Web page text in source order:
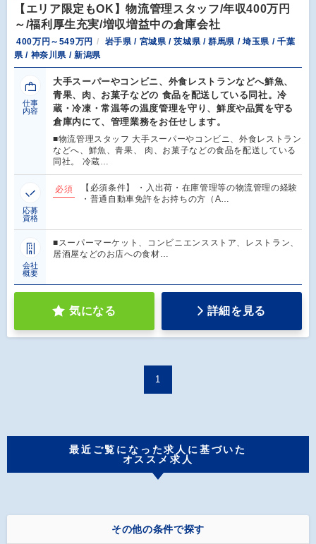
【エリア限定もOK】物流管理スタッフ/年収400万円
～/福利厚生充実/増収増益中の倉庫会社
400万円～549万円
岩手県 / 宮城県 / 茨城県 / 群馬県 / 埼玉県 / 千葉
県 / 神奈川県 / 新潟県
仕事
内容
大手スーパーやコンビニ、外食レストランなどへ鮮魚、
青果、肉、お菓子などの 食品を配送している同社。冷
蔵・冷凍・常温等の温度管理を守り、鮮度や品質を守る
倉庫内にて、管理業務をお任せします。
■物流管理スタッフ 大手スーパーやコンビニ、外食レストラン
などへ、鮮魚、青果、 肉、お菓子などの食品を配送している
同社。 冷蔵…
応募
資格
必須
【必須条件】 ・入出荷・在庫管理等の物流管理の経験
・普通自動車免許をお持ちの方（A…
会社
概要
■スーパーマーケット、コンビニエンスストア、レストラン、
居酒屋などのお店への食材…
気になる 詳細を見る
1
最近ご覧になった求人に基づいた
オススメ求人
その他の条件で探す